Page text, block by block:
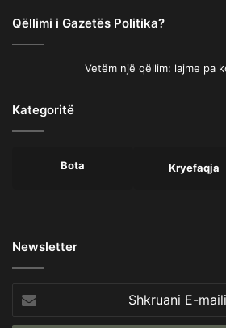
Qëllimi i Gazetës Politika?
Vetëm një qëllim: lajme pa
Kategoritë
Bota Kryefaqja
Newsletter
E-
mailin